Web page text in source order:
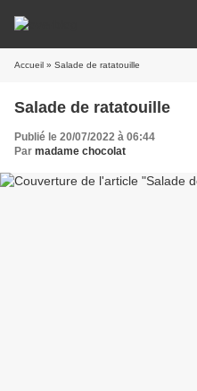
Accueil » Salade de ratatouille
Salade de ratatouille
Publié le 20/07/2022 à 06:44
Par madame chocolat